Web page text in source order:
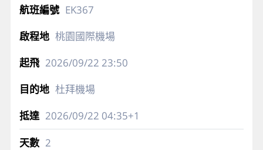
EK367
桃園國際機場
2026/09/22 23:50
杜拜機場
2026/09/22 04:35+1
2